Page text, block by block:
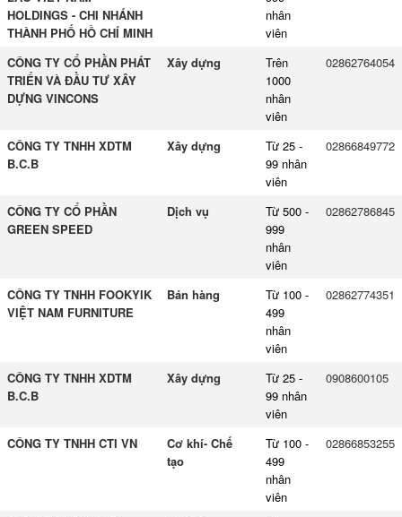
HOLDINGS - CHI NHÁNH
THÀNH PHỐ HỒ CHÍ MINH
nhân
viên
CÔNG TY CỔ PHẦN PHÁT
TRIỂN VÀ ĐẦU TƯ XÂY
DỰNG VINCONS
Xây dựng
Trên
1000
nhân
viên
02862764054
CÔNG TY TNHH XDTM
B.C.B
Xây dựng
Từ 25 -
99 nhân
viên
02866849772
CÔNG TY CỔ PHẦN
GREEN SPEED
Dịch vụ
Từ 500 -
999
nhân
viên
02862786845
CÔNG TY TNHH FOOKYIK
VIỆT NAM FURNITURE
Bán hàng
Từ 100 -
499
nhân
viên
02862774351
CÔNG TY TNHH XDTM
B.C.B
Xây dựng
Từ 25 -
99 nhân
viên
0908600105
CÔNG TY TNHH CTI VN
Cơ khí- Chế
tạo
Từ 100 -
499
nhân
viên
02866853255